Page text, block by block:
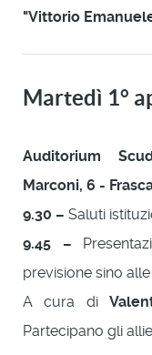
"Vittorio
Martedì 1°
Auditorium
Marconi, 6 -
9.30 – Saluti
9.45 –
previsione sino alle
A cura di
Partecipano gli